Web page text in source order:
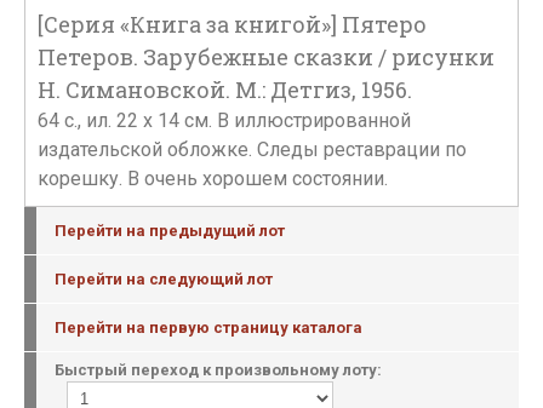
[Серия «Книга за книгой»] Пятеро
Петеров. Зарубежные сказки / рисунки
Н. Симановской. М.: Детгиз, 1956.
64 с., ил. 22 х 14 см. В иллюстрированной
издательской обложке. Следы реставрации по
корешку. В очень хорошем состоянии.
Перейти на предыдущий лот
Перейти на следующий лот
Перейти на первую страницу каталога
Быстрый переход к произвольному лоту: